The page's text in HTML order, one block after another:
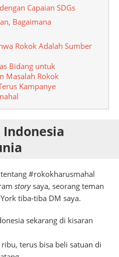
Capaian SDGs
Bagaimana
Rokok Adalah Sumber
Bidang untuk
Masalah Rokok
Kampanye
tentang #rokokharusmahal
storysaya, seorang teman
tiba-tiba DM saya.
sekarang di kisaran
terus bisa beli satuan di